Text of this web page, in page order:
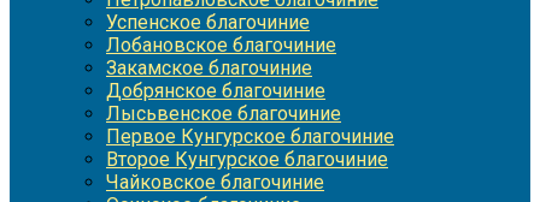
Успенское благочиние
Лобановское благочиние
Закамское благочиние
Добрянское благочиние
Лысьвенское благочиние
Первое Кунгурское благочиние
Второе Кунгурское благочиние
Чайковское благочиние